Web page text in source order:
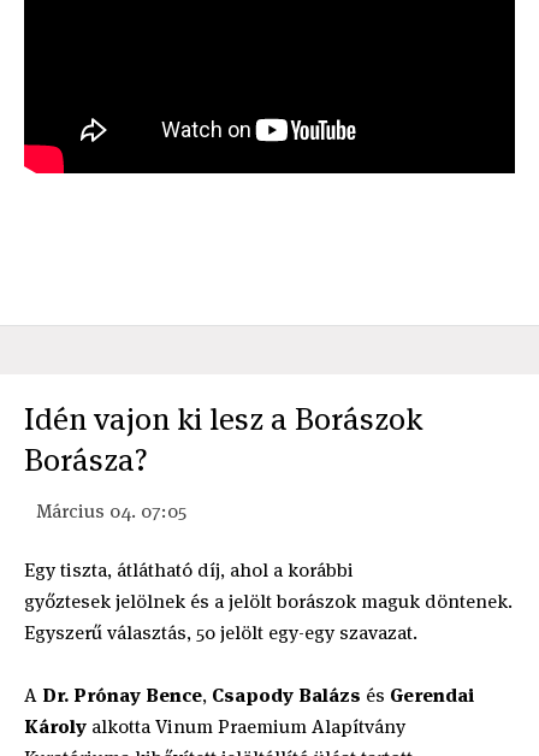
Idén vajon ki lesz a Borászok
Borásza?
Március 04. 07:05
Egy tiszta, átlátható díj, ahol a korábbi
győztesek jelölnek és a jelölt borászok maguk döntenek.
Egyszerű választás, 50 jelölt egy-egy szavazat.
A Dr. Prónay Bence, Csapody Balázs és Gerendai
Károly alkotta Vinum Praemium Alapítvány